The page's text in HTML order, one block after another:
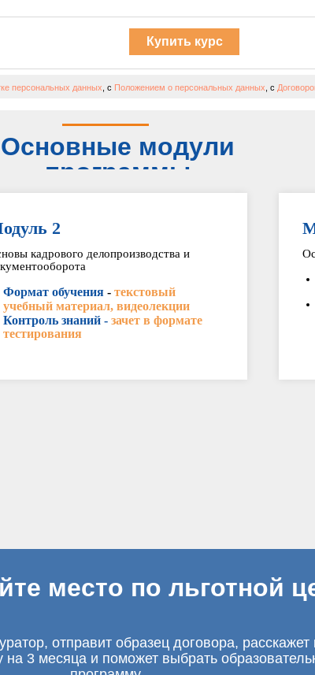
Купить курс
персональных данных , с Положением о персональных данных , с
Основные модули
программы
2
кадрового делопроизводства и
Формат обучения- текстовый
учебный материал, видеолекции
Контроль знаний - зачет в формате
тестирования
место по льготной
отправит образец договора, расскажет
на 3 месяца и поможет выбрать